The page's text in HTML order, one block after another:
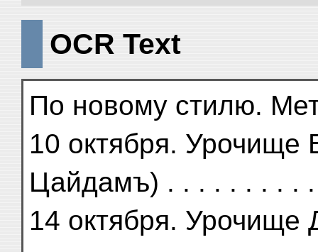
OCR Text
По новому стилю.
10 октября. Урочище
Цайдамъ) . . . . . . . . .
14 октября. Урочище